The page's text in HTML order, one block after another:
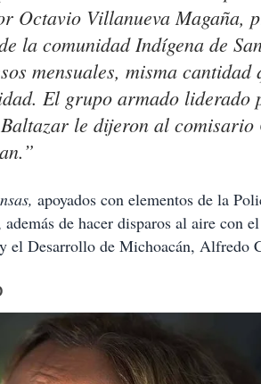
Octavio Villanueva Magaña,
la comunidad Indígena de
mensuales, misma cantidad
El grupo armado liderado
le dijeron al
apoyados con elementos de la
de hacer disparos al aire con
el Desarrollo de Michoacán, Alfredo